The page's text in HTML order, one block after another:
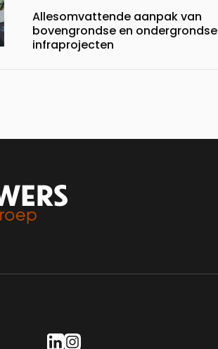
Allesomvattende aanpak van
bovengrondse en ondergrondse
infraprojecten